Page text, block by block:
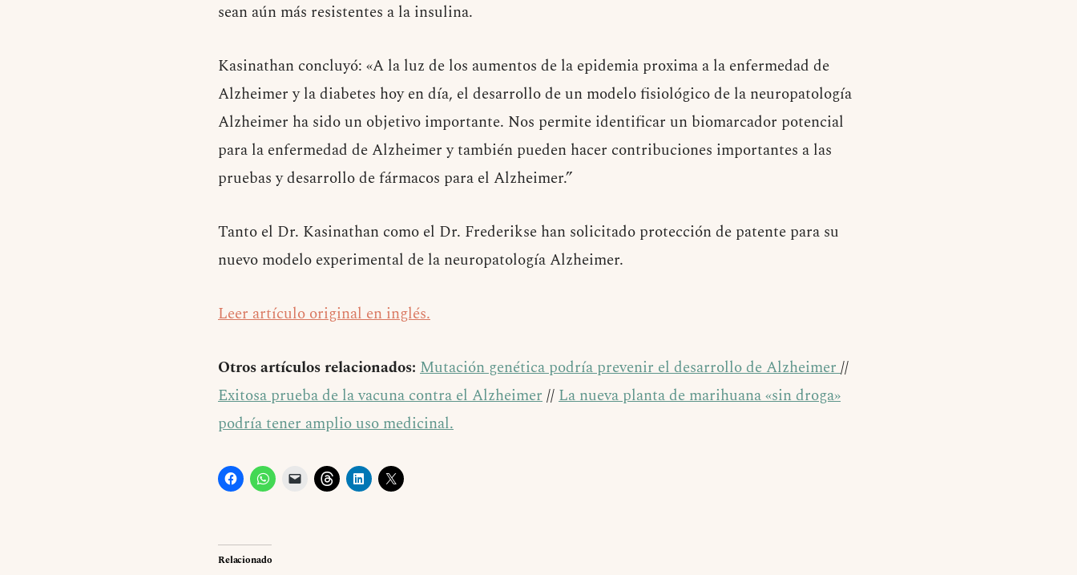
sean aún más resistentes a la insulina.
Kasinathan concluyó: «A la luz de los aumentos de la epidemia proxima a la enfermedad de
Alzheimer y la diabetes hoy en día, el desarrollo de un modelo fisiológico de la neuropatología
Alzheimer ha sido un objetivo importante. Nos permite identificar un biomarcador potencial
para la enfermedad de Alzheimer y también pueden hacer contribuciones importantes a las
pruebas y desarrollo de fármacos para el Alzheimer.”
Tanto el Dr. Kasinathan como el Dr. Frederikse han solicitado protección de patente para su
nuevo modelo experimental de la neuropatología Alzheimer.
Leer artículo original en inglés.
Otros artículos relacionados: Mutación genética podría prevenir el desarrollo de Alzheimer//
Exitosa prueba de la vacuna contra el Alzheimer//La nueva planta de marihuana «sin droga»
podría tener amplio uso medicinal.
Relacionado